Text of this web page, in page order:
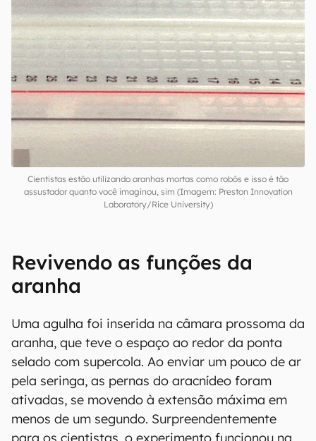
Cientistas estão utilizando aranhas mortas como robôs e isso é tão
assustador quanto você imaginou, sim (Imagem: Preston Innovation
Laboratory/Rice University)
Revivendo as funções da
aranha
Uma agulha foi inserida na câmara prossoma da
aranha, que teve o espaço ao redor da ponta
selado com supercola. Ao enviar um pouco de ar
pela seringa, as pernas do aracnídeo foram
ativadas, se movendo à extensão máxima em
menos de um segundo. Surpreendentemente